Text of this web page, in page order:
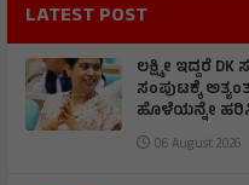
LATEST POST
ಲಕ್ಷ್ಮೀ ಇದ್ದರೆ
ಸಂಪುಟಕ್ಕೆ
ಹೊಳೆಯನ್ನೇ
06 August 2026